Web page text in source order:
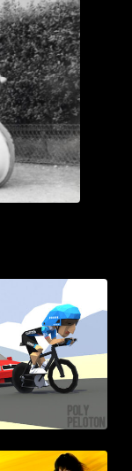
lucha en bici